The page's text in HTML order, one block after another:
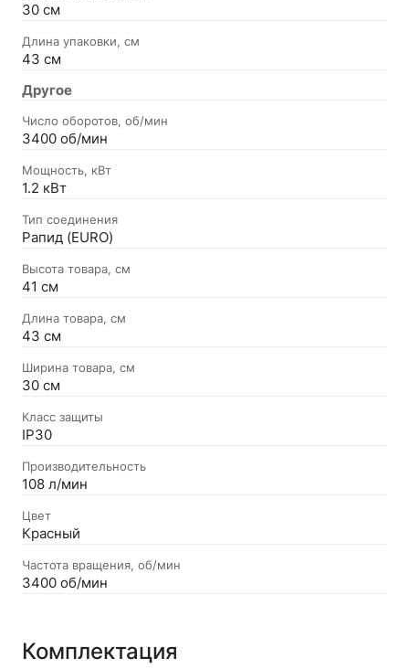
30 см
Длина упаковки, см
43 см
Другое
Число оборотов, об/мин
3400 об/мин
Мощность, кВт
1.2 кВт
Тип соединения
Рапид (EURO)
Высота товара, см
41 см
Длина товара, см
43 см
Ширина товара, см
30 см
Класс защиты
IP30
Производительность
108 л/мин
Цвет
Красный
Частота вращения, об/мин
3400 об/мин
Комплектация